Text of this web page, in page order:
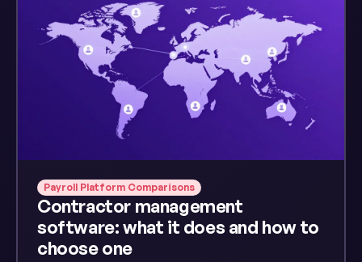
Payroll Platform Comparisons
Contractor management
software: what it does and how to
choose one